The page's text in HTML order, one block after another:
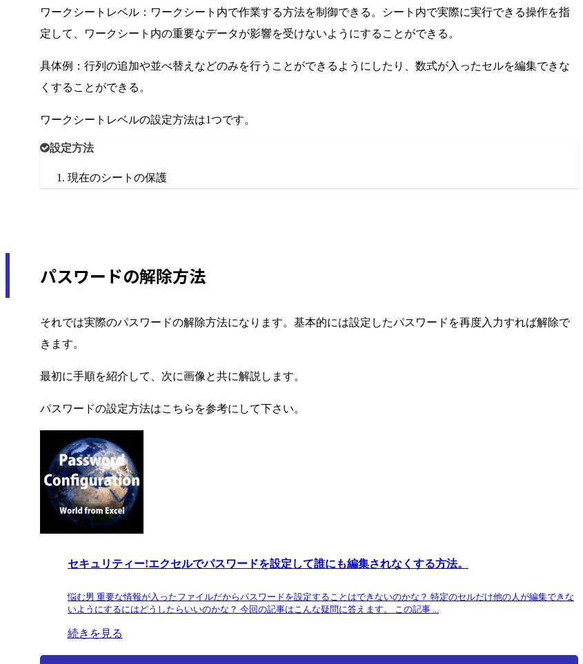
ワークシートレベル： ワークシート内で作業する方法を制御できる。シート内で実際に実行できる操作を指
定して、ワークシート内の重要なデータが影響を受けないようにすることができる。
具体例：行列の追加や並べ替えなどのみを行うことができるようにしたり、数式が入ったセルを編集できな
くすることができる。
ワークシートレベルの設定方法は1つです。
設定方法
現在のシートの保護
パスワードの解除方法
それでは実際のパスワードの解除方法になります。基本的には設定したパスワードを再度入力すれば解除で
きます。
最初に手順を紹介して、次に画像と共に解説します。
パスワードの設定方法はこちらを参考にして下さい。
セキュリティー!エクセルでパスワードを設定して誰にも編集されなくする方法。
悩む男 重要な情報が入ったファイルだからパスワードを設定することはできないのかな？ 特定のセルだけ他の人が編集できな
いようにするにはどうしたらいいのかな？ 今回の記事はこんな疑問に答えます。 この記事 ...
続きを見る